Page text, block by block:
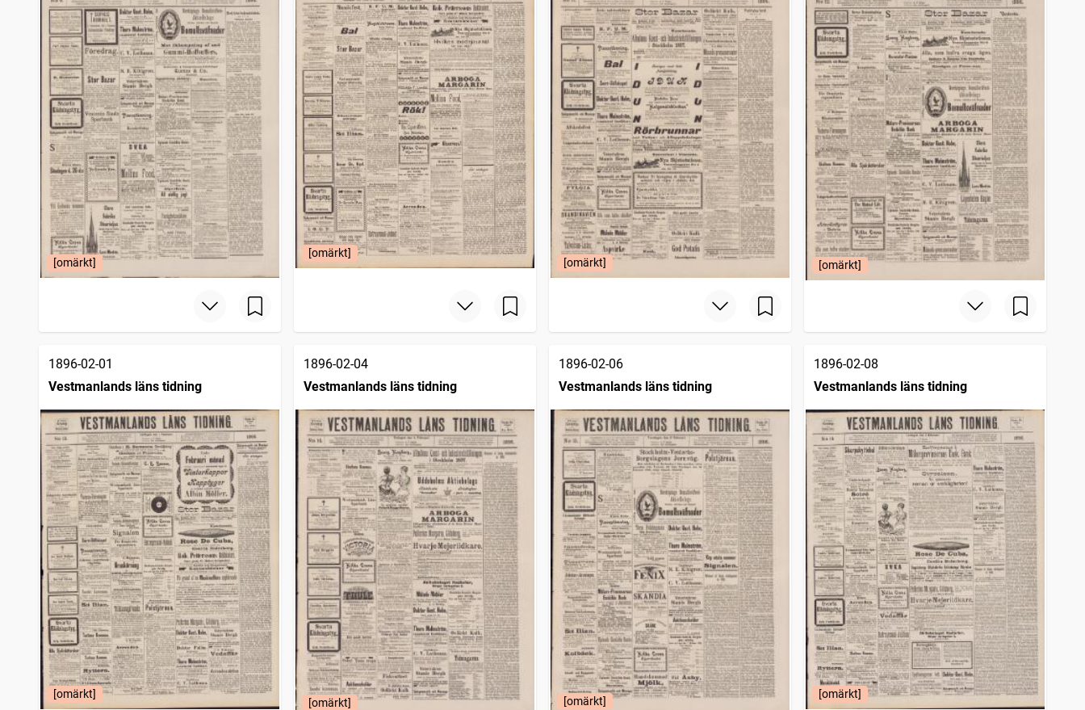
[omärkt]
[omärkt]
[omärkt] [omärkt]
1896-02-01
Vestmanlands läns tidning
[omärkt]
1896-02-04
Vestmanlands läns tidning
[omärkt]
1896-02-06
Vestmanlands läns tidning
[omärkt]
1896-02-08
Vestmanlands läns tidning
[omärkt]